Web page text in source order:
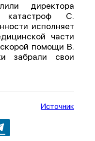
директора
катастроф С.
исполняет
части
помощи В.
забрали свои
Источник